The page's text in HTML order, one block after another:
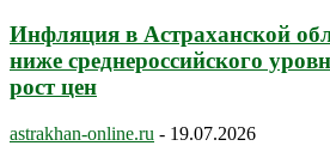
Инфляция в Астраханской
ниже среднероссийского
рост цен
astrakhan-online.ru - 19.07.2026